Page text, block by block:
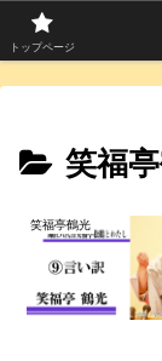
笑福
笑福亭鶴光
トップページ